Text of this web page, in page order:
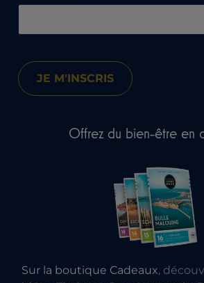
Offrez du bien-être en
Sur la boutique Cadeaux,